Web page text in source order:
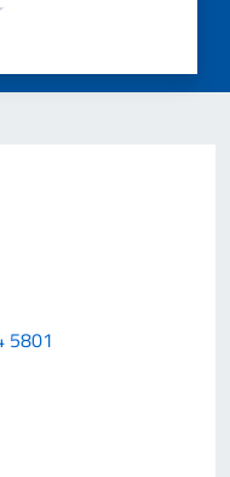
5801